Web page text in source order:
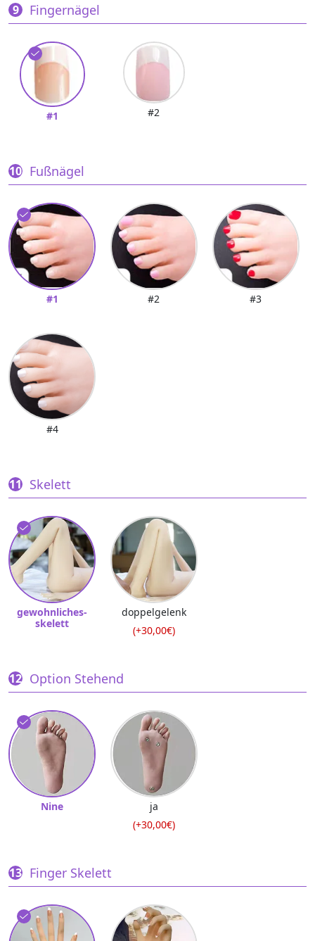
Fingernägel
#1 #2
Fußnägel
#1 #2 #3
#4
Skelett
gewohnliches-
skelett
doppelgelenk
(+30,00€)
Option Stehend
Nine
ja
(+30,00€)
Finger Skelett